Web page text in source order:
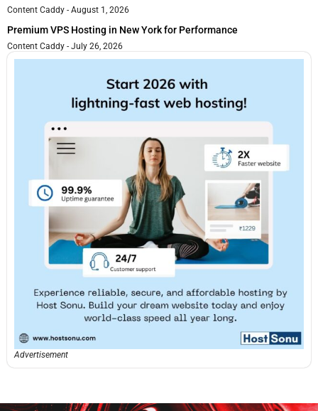
Content Caddy August 1, 2026
Premium VPS Hosting in New York for Performance
Content Caddy July 26, 2026
Advertisement